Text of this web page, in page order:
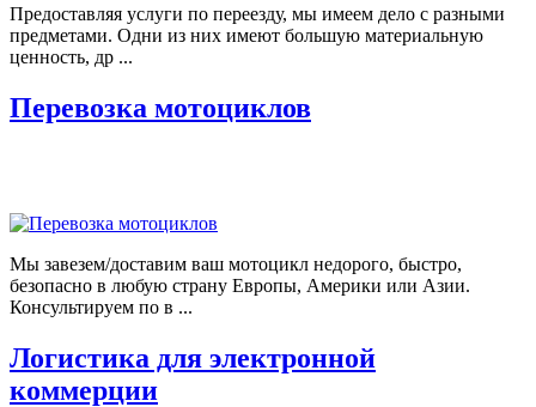
Предоставляя услуги по переезду, мы имеем дело с разными
предметами. Одни из них имеют большую материальную
ценность, др ...
Перевозка мотоциклов
Мы завезем/доставим ваш мотоцикл недорого, быстро,
безопасно в любую страну Европы, Америки или Азии.
Консультируем по в ...
Логистика для электронной
коммерции